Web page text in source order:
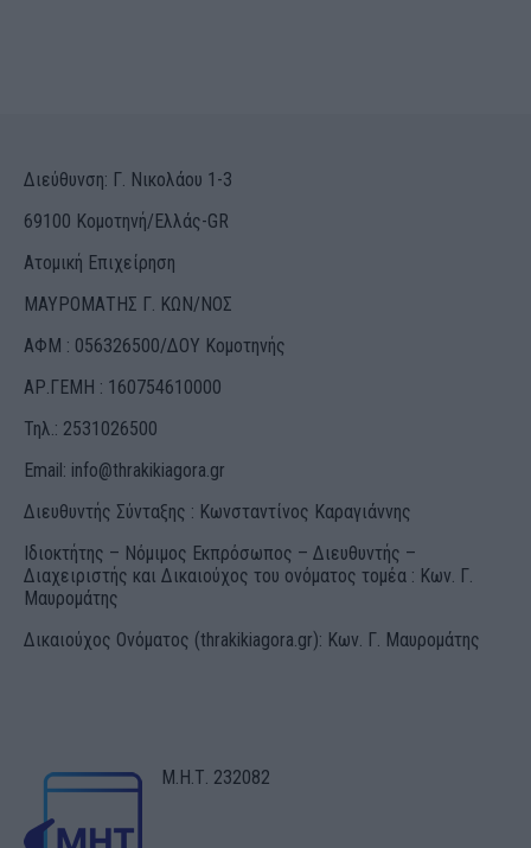
Διεύθυνση: Γ. Νικολάου 1-3
69100 Κομοτηνή/Ελλάς-GR
Ατομική Επιχείρηση
ΜΑΥΡΟΜΑΤΗΣ Γ. ΚΩΝ/ΝΟΣ
ΑΦΜ : 056326500/ΔOΥ Κομοτηνής
ΑΡ.ΓΕΜΗ : 160754610000
Τηλ.: 2531026500
Email: info@thrakikiagora.gr
Διευθυντής Σύνταξης : Κωνσταντίνος Καραγιάννης
Ιδιοκτήτης – Νόμιμος Εκπρόσωπος – Διευθυντής –
Διαχειριστής και Δικαιούχος του ονόματος τομέα : Κων. Γ.
Μαυρομάτης
Δικαιούχος Ονόματος (thrakikiagora.gr): Κων. Γ. Μαυρομάτης
Μ.Η.Τ. 232082